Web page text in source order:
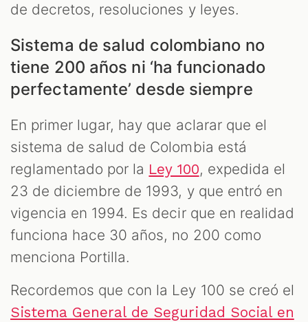
de decretos, resoluciones y leyes.
Sistema de salud colombiano no
tiene 200 años ni ‘ha funcionado
perfectamente’ desde siempre
En primer lugar, hay que aclarar que el
sistema de salud de Colombia está
reglamentado por la Ley 100, expedida el
23 de diciembre de 1993, y que entró en
vigencia en 1994. Es decir que en realidad
funciona hace 30 años, no 200 como
menciona Portilla.​
Recordemos que con la Ley 100 se creó el
Sistema General de Seguridad Social en